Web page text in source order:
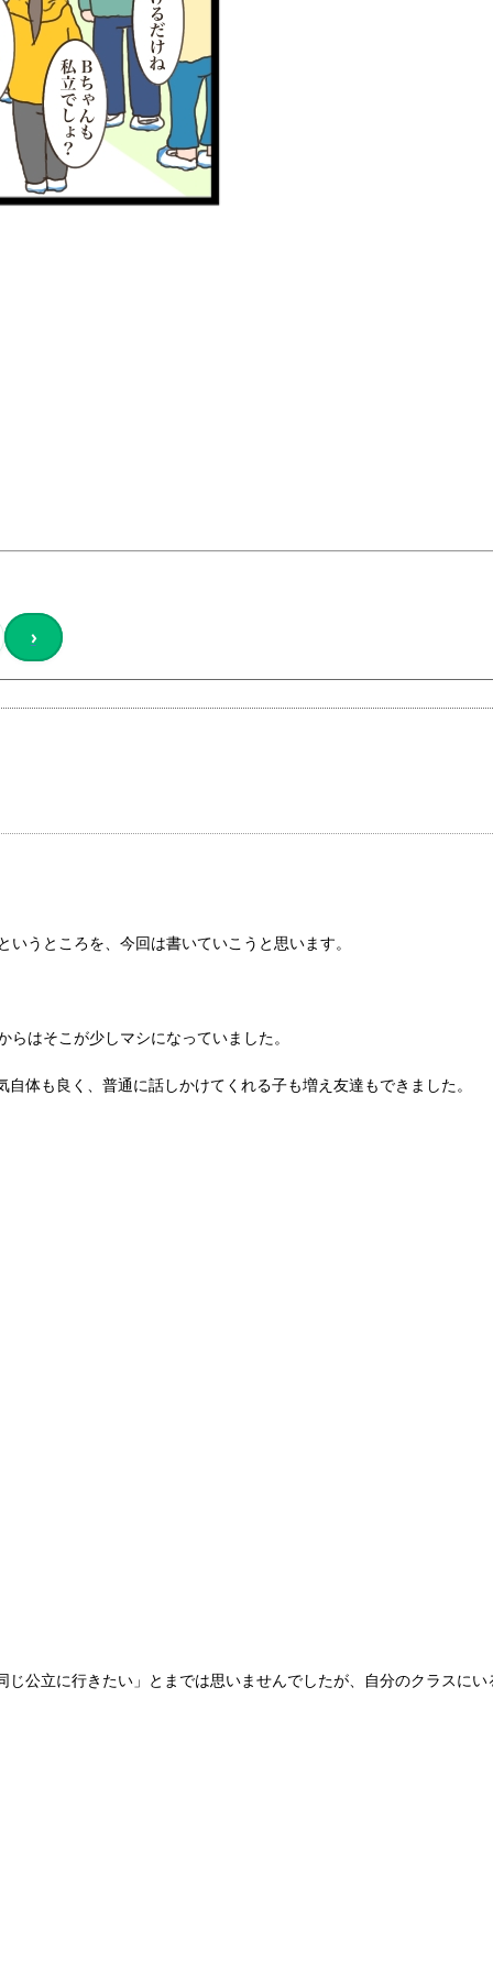
›
うところを、今回は書いていこうと思います。
はそこが少しマシになっていました。
体も良く、普通に話しかけてくれる子も増え友達もできました。
公立に行きたい」とまでは思いませんでしたが、自分のクラスに